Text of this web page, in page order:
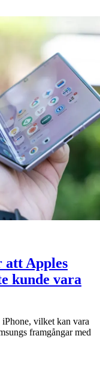
att Apples
kunde vara
vilket kan vara
framgångar med